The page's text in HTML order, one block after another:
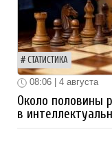
СТАТИСТИКА
08:06 | 4 августа
Около половины
в